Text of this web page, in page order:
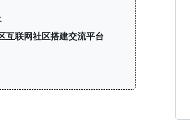
互联网社区搭建交流平台